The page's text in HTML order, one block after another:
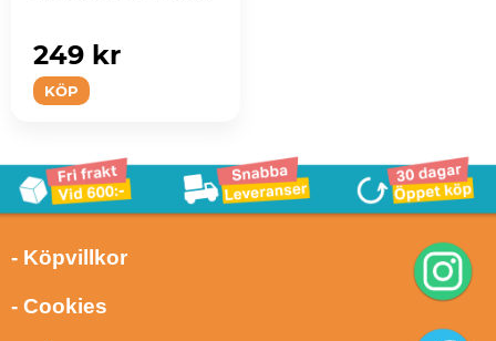
KÖP
249 kr
- Köpvillkor
- Cookies